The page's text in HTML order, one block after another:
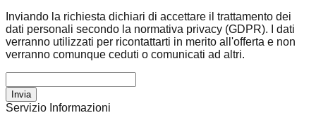
Inviando la richiesta dichiari di accettare il trattamento dei
dati personali secondo la normativa privacy (GDPR). I dati
verranno utilizzati per ricontattarti in merito all'offerta e non
verranno comunque ceduti o comunicati ad altri.
Invia
Servizio Informazioni